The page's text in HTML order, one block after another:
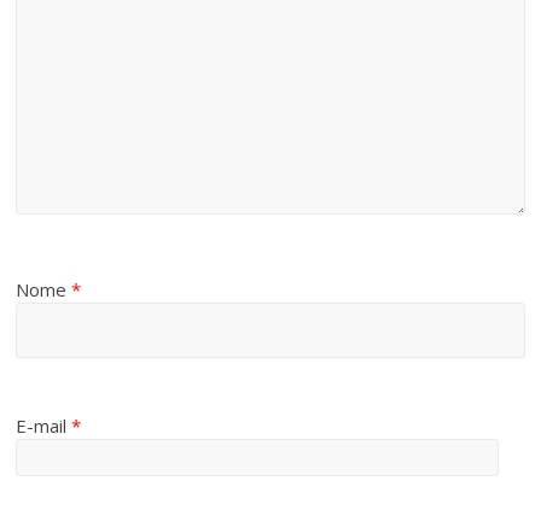
Nome*
E-mail*